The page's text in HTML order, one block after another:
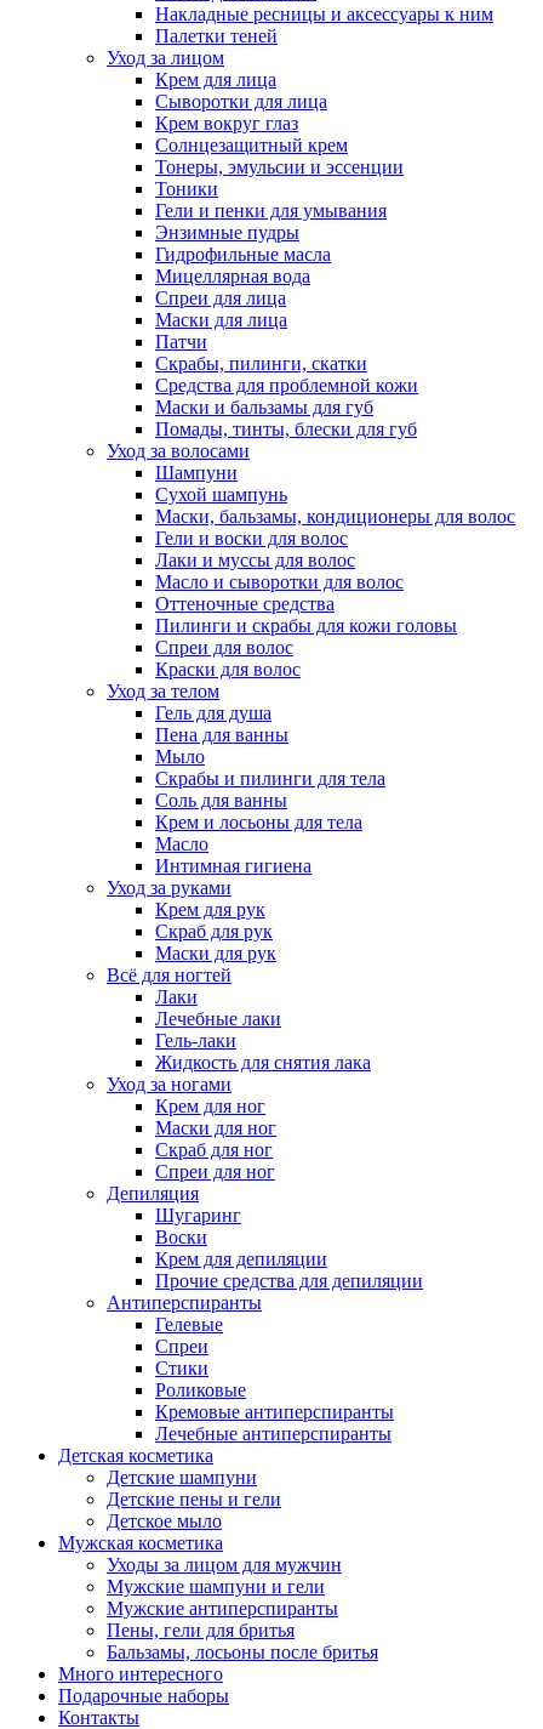
Накладные ресницы и аксессуары к ним
Палетки теней
Уход за лицом
Крем для лица
Сыворотки для лица
Крем вокруг глаз
Солнцезащитный крем
Тонеры, эмульсии и эссенции
Тоники
Гели и пенки для умывания
Энзимные пудры
Гидрофильные масла
Мицеллярная вода
Спреи для лица
Маски для лица
Патчи
Скрабы, пилинги, скатки
Средства для проблемной кожи
Маски и бальзамы для губ
Помады, тинты, блески для губ
Уход за волосами
Шампуни
Сухой шампунь
Маски, бальзамы, кондиционеры для волос
Гели и воски для волос
Лаки и муссы для волос
Масло и сыворотки для волос
Оттеночные средства
Пилинги и скрабы для кожи головы
Спреи для волос
Краски для волос
Уход за телом
Гель для душа
Пена для ванны
Мыло
Скрабы и пилинги для тела
Соль для ванны
Крем и лосьоны для тела
Масло
Интимная гигиена
Уход за руками
Крем для рук
Скраб для рук
Маски для рук
Всё для ногтей
Лаки
Лечебные лаки
Гель-лаки
Жидкость для снятия лака
Уход за ногами
Крем для ног
Маски для ног
Скраб для ног
Спреи для ног
Депиляция
Шугаринг
Воски
Крем для депиляции
Прочие средства для депиляции
Антиперспиранты
Гелевые
Спреи
Стики
Роликовые
Кремовые антиперспиранты
Лечебные антиперспиранты
Детская косметика
Детские шампуни
Детские пены и гели
Детское мыло
Мужская косметика
Уходы за лицом для мужчин
Мужские шампуни и гели
Мужские антиперспиранты
Пены, гели для бритья
Бальзамы, лосьоны после бритья
Много интересного
Подарочные наборы
Контакты